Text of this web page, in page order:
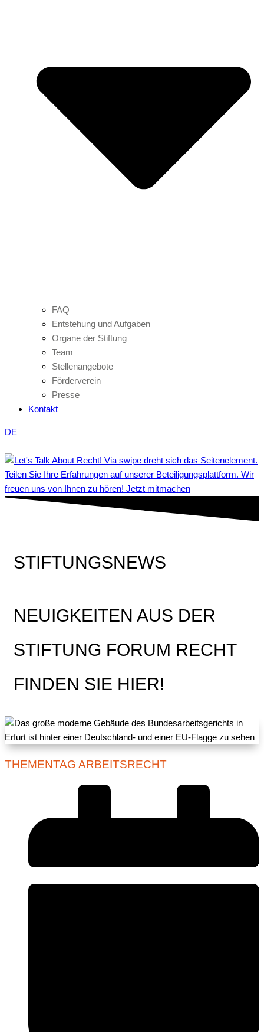
FAQ
Entstehung und Aufgaben
Organe der Stiftung
Team
Stellenangebote
Förderverein
Presse
Kontakt
DE
Teilen Sie Ihre Erfahrungen auf unserer Beteiligungsplattform. Wir
freuen uns von Ihnen zu hören! Jetzt mitmachen
STIFTUNGSNEWS
NEUIGKEITEN AUS DER
STIFTUNG FORUM RECHT
FINDEN SIE HIER!
THEMENTAG ARBEITSRECHT